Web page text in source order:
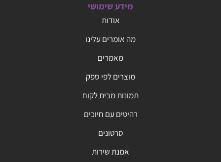
מידע שימושי
אודות
מה אומרים עלינו
מאמרים
מוצרים לפי ספק
תמונות מבית לקוח
רהיטים עם חיוכים
סרטונים
אמנת שירות